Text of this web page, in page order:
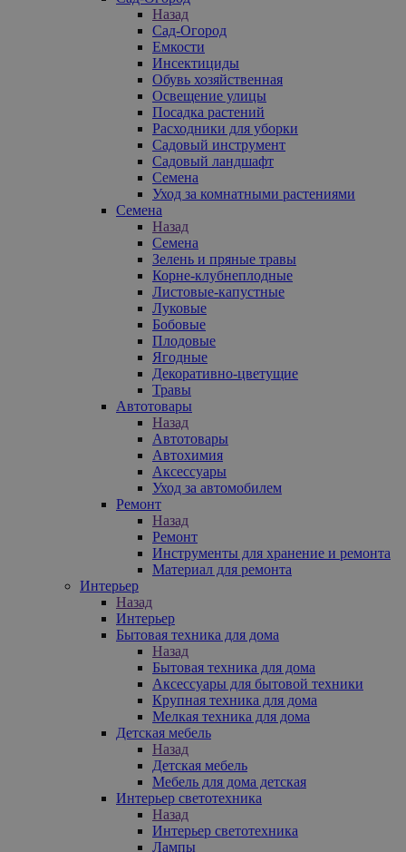
Назад
Сад-Огород
Емкости
Инсектициды
Обувь хозяйственная
Освещение улицы
Посадка растений
Расходники для уборки
Садовый инструмент
Садовый ландшафт
Семена
Уход за комнатными растениями
Семена
Назад
Семена
Зелень и пряные травы
Корне-клубнеплодные
Листовые-капустные
Луковые
Бобовые
Плодовые
Ягодные
Декоративно-цветущие
Травы
Автотовары
Назад
Автотовары
Автохимия
Аксессуары
Уход за автомобилем
Ремонт
Назад
Ремонт
Инструменты для хранение и ремонта
Материал для ремонта
Интерьер
Назад
Интерьер
Бытовая техника для дома
Назад
Бытовая техника для дома
Аксессуары для бытовой техники
Крупная техника для дома
Мелкая техника для дома
Детская мебель
Назад
Детская мебель
Мебель для дома детская
Интерьер светотехника
Назад
Интерьер светотехника
Лампы